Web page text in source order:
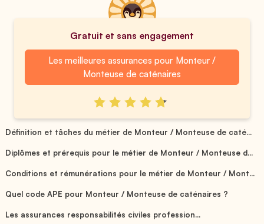
Gratuit et sans engagement
Les meilleures assurances pour Monteur /
Monteuse de caténaires
Définition et tâches du métier de Monteur / Monteuse de caté...
Diplômes et prérequis pour le métier de Monteur / Monteuse d...
Conditions et rémunérations pour le métier de Monteur / Mont...
Quel code APE pour Monteur / Monteuse de caténaires ?
Les assurances responsabilités civiles profession...